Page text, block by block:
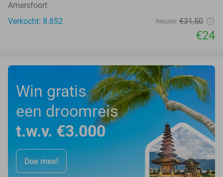
Amersfoort
Verkocht: 8.852
Regulier €31,50
€24
Win gratis
een droomreis
t.w.v. €3.000
Doe mee!